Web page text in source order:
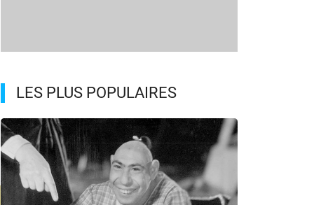
LES PLUS POPULAIRES